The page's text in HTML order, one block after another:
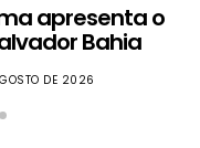
apresenta o
Bahia
DE 2026